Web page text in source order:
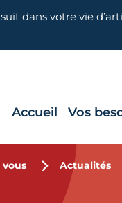
dans votre vie
Accueil Vos
vous Actualités